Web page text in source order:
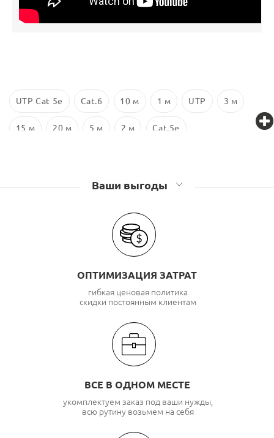
UTP Cat 5e Cat.6 10 м 1 м UTP 3 м
15 м 20 м 5 м 2 м Cat.5e
Ваши выгоды
ОПТИМИЗАЦИЯ ЗАТРАТ
гибкая ценовая политика
скидки постоянным клиентам
ВСЕ В ОДНОМ МЕСТЕ
укомплектуем заказ под ваши нужды,
всю рутину возьмем на себя